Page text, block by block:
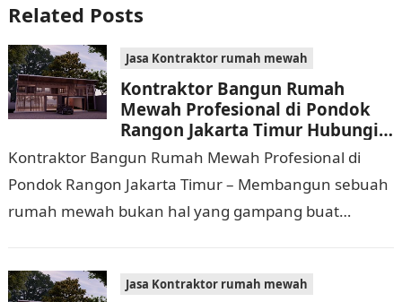
Related Posts
Jasa Kontraktor rumah mewah
Kontraktor Bangun Rumah
Mewah Profesional di Pondok
Rangon Jakarta Timur Hubungi
0811 9933 588
Kontraktor Bangun Rumah Mewah Profesional di
Pondok Rangon Jakarta Timur – Membangun sebuah
rumah mewah bukan hal yang gampang buat
Jasa Kontraktor rumah mewah